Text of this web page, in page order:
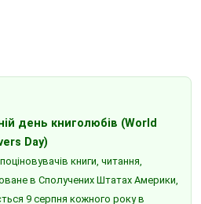
день книголюбів (World
Day)
книги, читання,
в Сполучених Штатах Америки,
9 серпня кожного року в